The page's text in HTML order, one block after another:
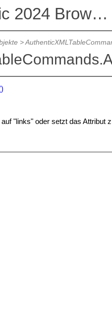
Altova Authentic 2024 Browser Edition
>
"links" oder setzt das Attribut